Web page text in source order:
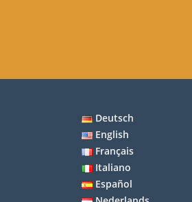
Deutsch
English
Français
Italiano
Español